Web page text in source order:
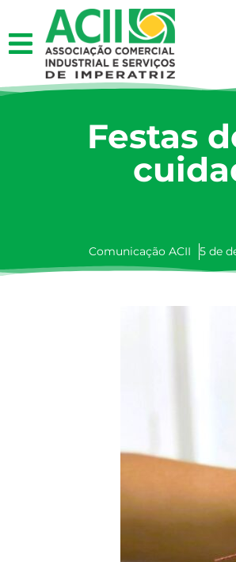
Festas
Comunicação ACII 5 de